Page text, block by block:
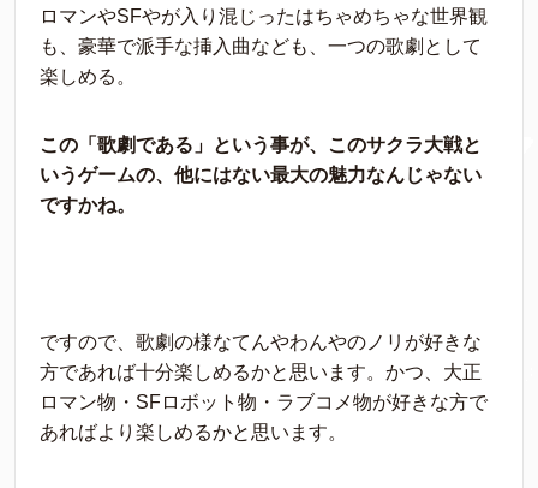
ロマンやSFやが入り混じったはちゃめちゃな世界観
も、豪華で派手な挿入曲なども、一つの歌劇として
楽しめる。
この「歌劇である」という事が、このサクラ大戦と
いうゲームの、他にはない最大の魅力なんじゃない
ですかね。
ですので、歌劇の様なてんやわんやのノリが好きな
方であれば十分楽しめるかと思います。かつ、大正
ロマン物・SFロボット物・ラブコメ物が好きな方で
あればより楽しめるかと思います。